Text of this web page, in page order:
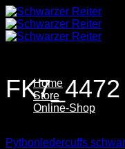
Zum
Inhalt
springen
Home
Store
Online-Shop
FK7_4472
Pythonledercuffs